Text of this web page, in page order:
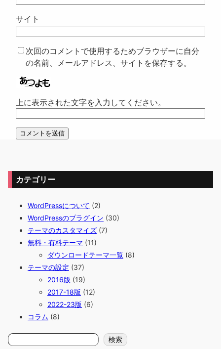
サイト
次回のコメントで使用するためブラウザーに自分
の名前、メールアドレス、サイトを保存する。
上に表示された文字を入力してください。
カテゴリー
WordPressについて (2)
WordPressのプラグイン (30)
テーマのカスタマイズ (7)
無料・有料テーマ (11)
ダウンロードテーマ一覧 (8)
テーマの設定 (37)
2016版 (19)
2017-18版 (12)
2022-23版 (6)
コラム (8)
検
索
検索